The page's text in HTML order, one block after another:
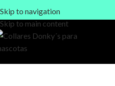
Skip to navigation
Skip to main content